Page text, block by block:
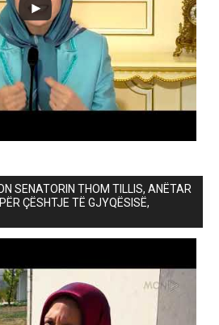
SENATORIN THOM TILLIS, ANËTAR
ÇËSHTJE TË GJYQËSISË,